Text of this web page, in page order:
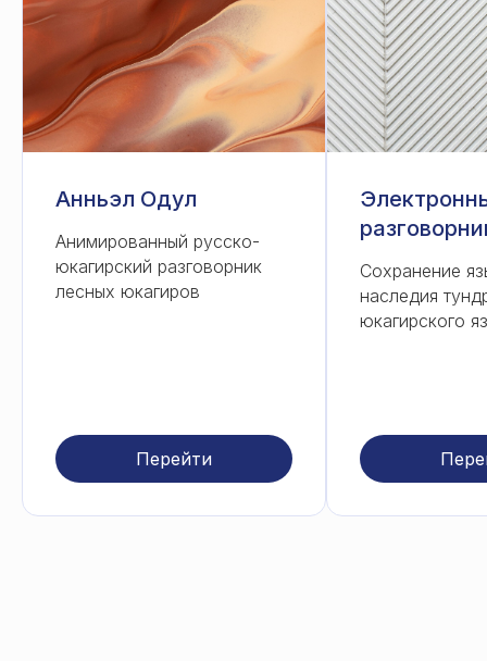
Анньэл Одул
Анимированный русско-
юкагирский разговорник
лесных юкагиров
Перейти
Сохранение
наследия
юкагирского